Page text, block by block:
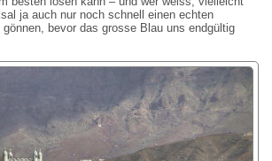
ja auch nur noch schnell einen echten
bevor das grosse Blau uns endgültig